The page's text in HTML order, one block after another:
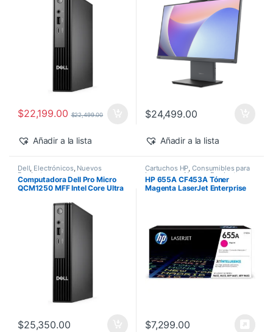
$22,199.00 $22,499.00
Añadir a la lista
$24,499.00
Añadir a la lista
Dell, Electrónicos, Nuevos
Productos
Computadora Dell Pro Micro
QCM1250 MFF Intel Core Ultra
Windows 11 Pro
$25,350.00
Cartuchos HP,Consumibles para
Impresoras,Nuevos Productos
Sobre Pedido,Toner Original
HP 655A CF453A Tóner
Magenta LaserJet Enterprise
$7,299.00